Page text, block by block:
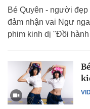
Bé Quyên - người đẹp
đảm nhận vai Ngư
phim kinh dị "Đồi hành